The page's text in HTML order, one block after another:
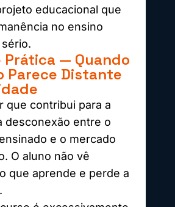
educacional que
no ensino
Prática — Quando
Parece Distante
que contribui para a
desconexão entre o
e o mercado
O aluno não vê
que aprende e perde a